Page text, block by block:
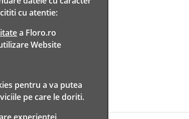
cu atentie:
a Floro.ro
Website
pentru a va putea
pe care le doriti.